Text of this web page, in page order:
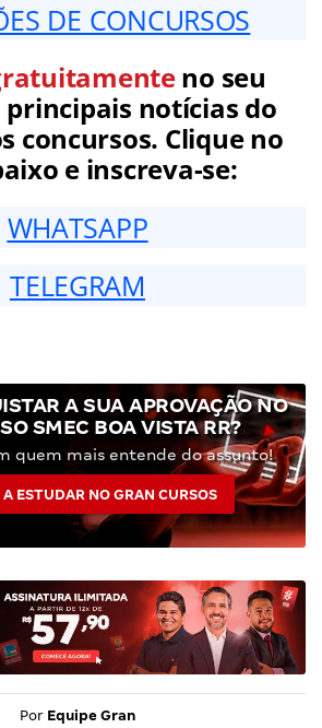
DE CONCURSOS
no seu
principais notícias do
concursos. Clique no
e inscreva-se:
WHATSAPP
TELEGRAM
A SUA APROVAÇÃO NO
SMEC BOA VISTA RR?
quem mais entende do assunto!
A ESTUDAR NO GRAN CURSOS
Por Equipe Gran